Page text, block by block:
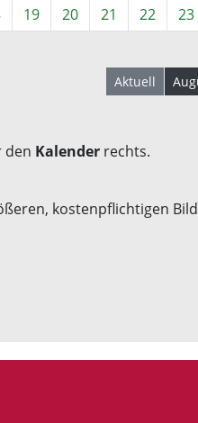
19 20 21 22 23
Aktuell
den Kalender rechts.
kostenpflichtigen